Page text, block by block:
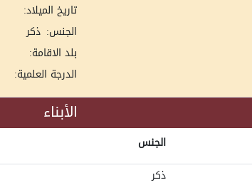
تاريخ الميلاد:
الجنس: ذكر
بلد الاقامة:
الدرجة العلمية:
الأبناء
الجنس
ذكر